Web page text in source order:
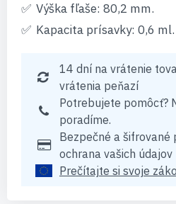
Výška fľaše: 80,2 mm.
Kapacita prísavky: 0,6 ml.
14 dní na vrátenie
vrátenia peňazí
Potrebujete pomôcť?
poradíme.
Bezpečné a
ochrana vašich údajov
Prečítajte si svoje